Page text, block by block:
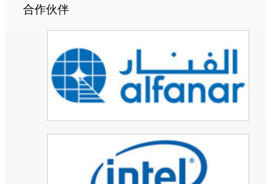
合作伙伴